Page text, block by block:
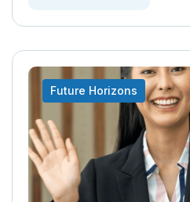
Future Horizons